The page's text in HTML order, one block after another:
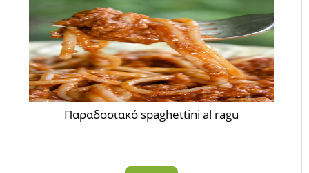
Παραδοσιακό spaghettini al ragu